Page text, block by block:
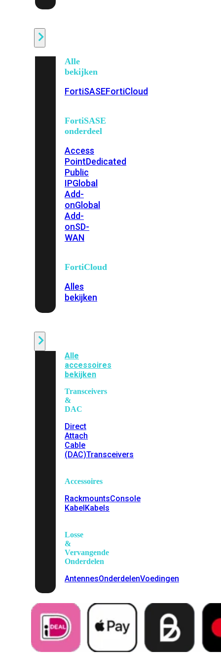
Alle
bekijken
FortiSASEFortiCloud
FortiSASE
onderdeel
Access
PointDedicated
Public
IPGlobal
Add-
onGlobal
Add-
onSD-
WAN
FortiCloud
Alles
bekijken
Alle
accessoires
bekijken
Transceivers
&
DAC
Direct
Attach
Cable
(DAC)Transceivers
Accessoires
RackmountsConsole
KabelKabels
Losse
&
Vervangende
Onderdelen
AntennesOnderdelenVoedingen